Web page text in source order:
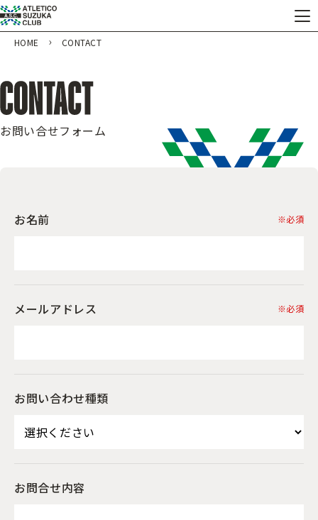
HOME CONTACT
お問い合せフォーム
お名前 ※必須
メールアドレス ※必須
お問い合わせ種類
お問合せ内容